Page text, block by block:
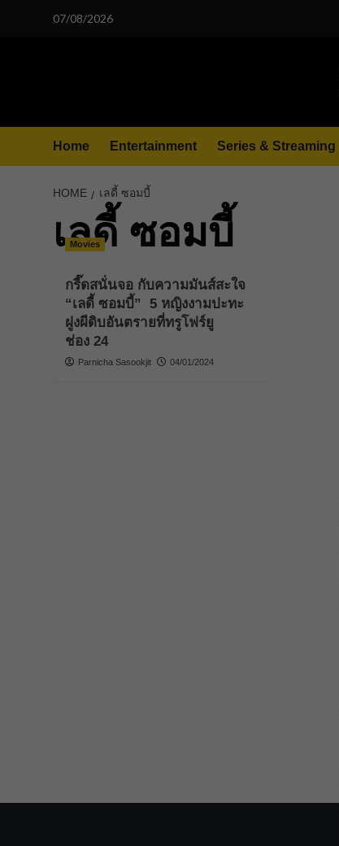
07/08/2026
Home Entertainment Series & Streaming
HOME เลดี้ ซอมบี้
เลดี้ ซอมบี้
Movies
กรี๊ดสนั่นจอ กับความมันส์สะใจ
“เลดี้ ซอมบี้” 5 หญิงงามปะทะ
ฝูงผีดิบอันตรายที่ทรูโฟร์ยู
ช่อง 24
Parnicha Sasookjit 04/01/2024